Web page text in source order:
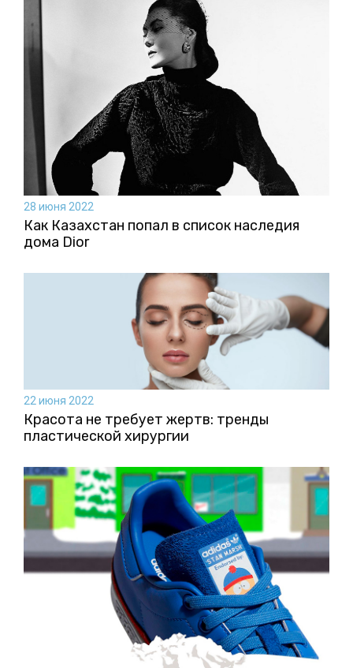
28 июня 2022
Как Казахстан попал в список наследия
дома Dior
22 июня 2022
Красота не требует жертв: тренды
пластической хирургии